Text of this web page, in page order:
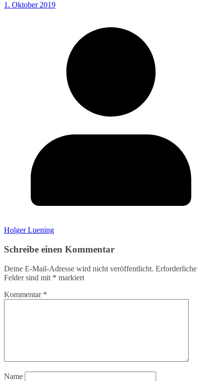
1. Oktober 2019
Holger Luening
Schreibe einen Kommentar
Deine E-Mail-Adresse wird nicht veröffentlicht. Erforderliche
Felder sind mit * markiert
Kommentar *
Name